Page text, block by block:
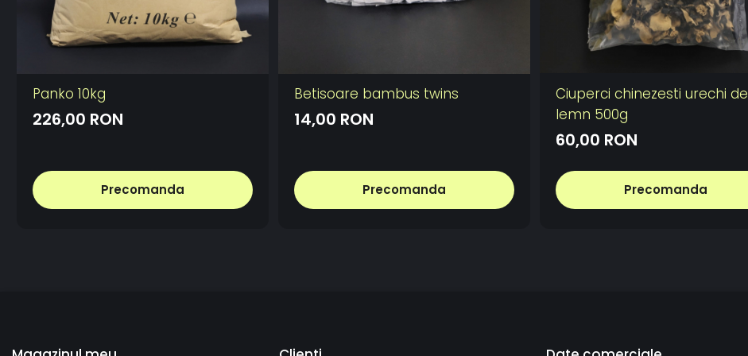
Panko 10kg
226,00 RON
Precomanda
Betisoare bambus twins
14,00 RON
Precomanda
Ciuperci chinezesti urechi de
lemn 500g
60,00 RON
Precomanda